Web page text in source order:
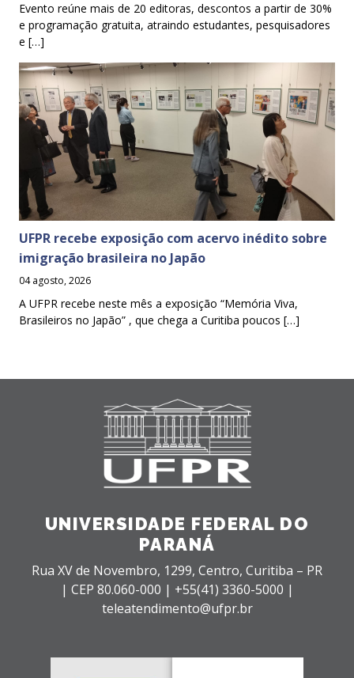
Evento reúne mais de 20 editoras, descontos a partir de 30%
e programação gratuita, atraindo estudantes, pesquisadores
e […]
UFPR recebe exposição com acervo inédito sobre
imigração brasileira no Japão
04 agosto, 2026
A UFPR recebe neste mês a exposição “Memória Viva,
Brasileiros no Japão” , que chega a Curitiba poucos […]
UNIVERSIDADE FEDERAL DO
PARANÁ
Rua XV de Novembro, 1299, Centro, Curitiba – PR
| CEP 80.060-000 | +55(41) 3360-5000 |
teleatendimento@ufpr.br